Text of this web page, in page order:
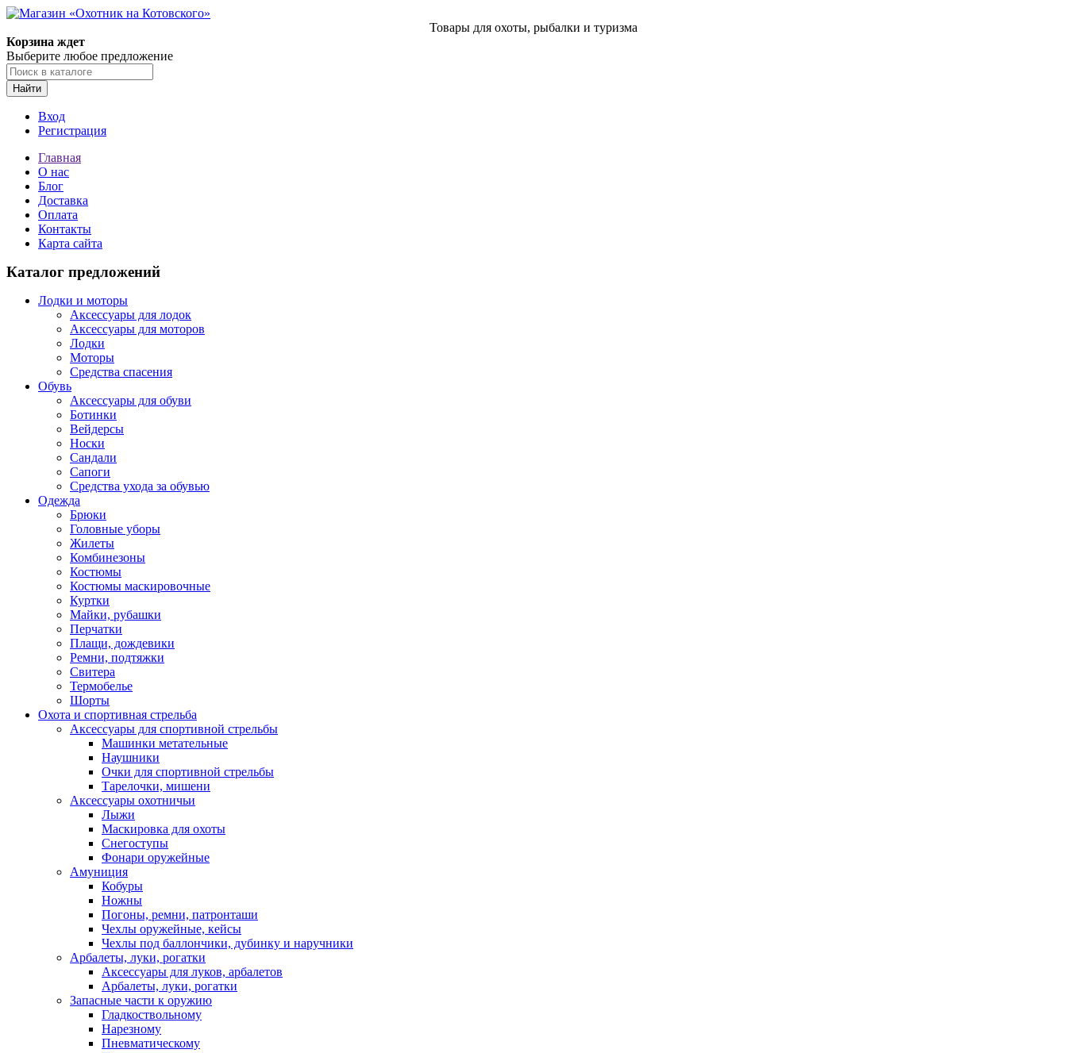
Товары для охоты, рыбалки и туризма
Корзина ждет
Выберите любое предложение
Найти
Вход
Регистрация
Главная
О нас
Блог
Доставка
Оплата
Контакты
Карта сайта
Каталог предложений
Лодки и моторы
Аксессуары для лодок
Аксессуары для моторов
Лодки
Моторы
Средства спасения
Обувь
Аксессуары для обуви
Ботинки
Вейдерсы
Носки
Сандали
Сапоги
Средства ухода за обувью
Одежда
Брюки
Головные уборы
Жилеты
Комбинезоны
Костюмы
Костюмы маскировочные
Куртки
Майки, рубашки
Перчатки
Плащи, дождевики
Ремни, подтяжки
Свитера
Термобелье
Шорты
Охота и спортивная стрельба
Аксессуары для спортивной стрельбы
Машинки метательные
Наушники
Очки для спортивной стрельбы
Тарелочки, мишени
Аксессуары охотничьи
Лыжи
Маскировка для охоты
Снегоступы
Фонари оружейные
Амуниция
Кобуры
Ножны
Погоны, ремни, патронташи
Чехлы оружейные, кейсы
Чехлы под баллончики, дубинку и наручники
Арбалеты, луки, рогатки
Аксессуары для луков, арбалетов
Арбалеты, луки, рогатки
Запасные части к оружию
Гладкоствольному
Нарезному
Пневматическому